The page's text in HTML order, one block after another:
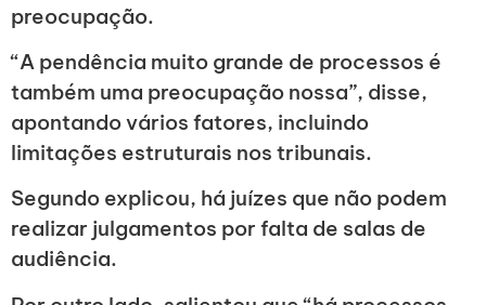
preocupação.
“A pendência muito grande de processos é
também uma preocupação nossa”, disse,
apontando vários fatores, incluindo
limitações estruturais nos tribunais.
Segundo explicou, há juízes que não podem
realizar julgamentos por falta de salas de
audiência.